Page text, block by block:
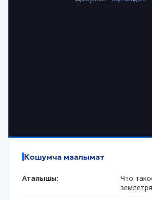
Кошумча маалымат
Аталышы:
Что